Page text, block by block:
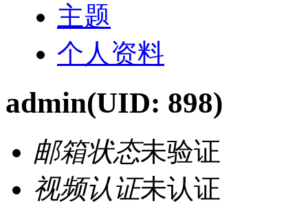
主题
个人资料
admin(UID: 898)
邮箱状态未验证
视频认证未认证